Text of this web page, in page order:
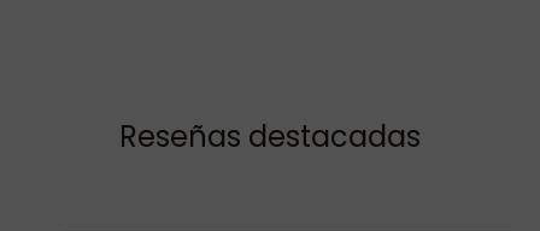
Reseñas destacadas